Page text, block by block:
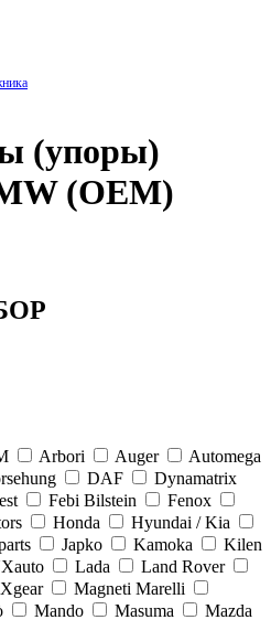
(упоры)
(OEM)
Arbori Auger
Automega
DAF
Dynamatrix
Febi Bilstein
Fenox
Honda
Hyundai / Kia
Japko Kamoka
Kilen
Lada
Land Rover
Magneti Marelli
Mando Masuma
Mazda